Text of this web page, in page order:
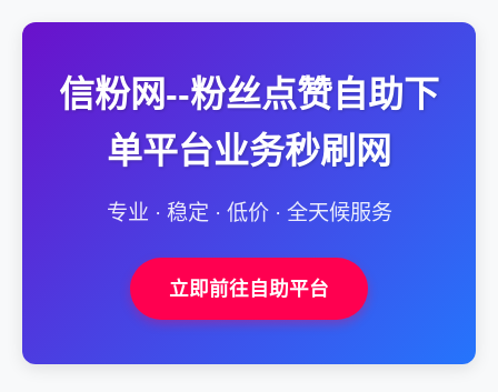
信粉网--粉丝点赞自助下
单平台业务秒刷网
专业 · 稳定 · 低价 · 全天候服务
立即前往自助平台